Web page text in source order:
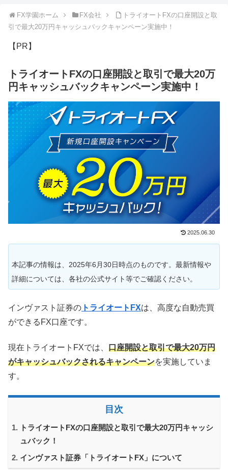
FX学園ホーム FX会社
トライオートFXの口座開設と取
引で最大20万円キャッシュバックキャンペーン実施中！
【PR】
トライオートFXの口座開設と取引で最大20万
円キャッシュバックキャンペーン実施中！
2025.06.30
本記事の情報は、2025年6月30日時点のものです。最新情報や
詳細については、各社の公式サイト等でご確認ください。
インヴァスト証券の トライオートFXは、高度な自動売買
ができるFX口座です。
現在トライオートFXでは、 口座開設と取引で最大20万円
がキャッシュバックされるキャンペーンを実施していま
す。
目次
トライオートFXの口座開設と取引で最大20万円キャッシ
ュバック！
インヴァスト証券「トライオートFX」について